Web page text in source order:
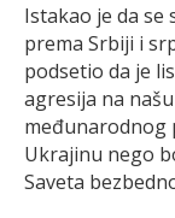
Istakao je da se
prema Srbiji i
podsetio da je
agresija na
međunarodnog
Ukrajinu nego
Saveta